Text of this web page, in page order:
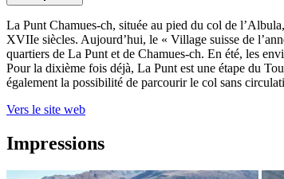
La Punt Chamues-ch, située au pied du col de
XVIIe siècles. Aujourd’hui, le « Village suisse de
quartiers de La Punt et de Chamues-ch. En été, les
Pour la dixième fois déjà, La Punt est une étape du
également la possibilité de parcourir le col sans
Vers le site web
Impressions